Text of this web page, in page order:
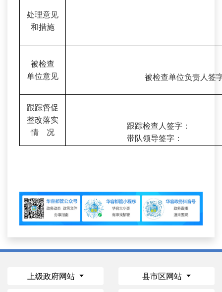
处理意见
和措施
被检查
单位意见
被检查单位负责人签
跟踪督促
整改落实
情 况
跟踪检查人签字：
带队领导签字：
上级政府网站 县市区网站